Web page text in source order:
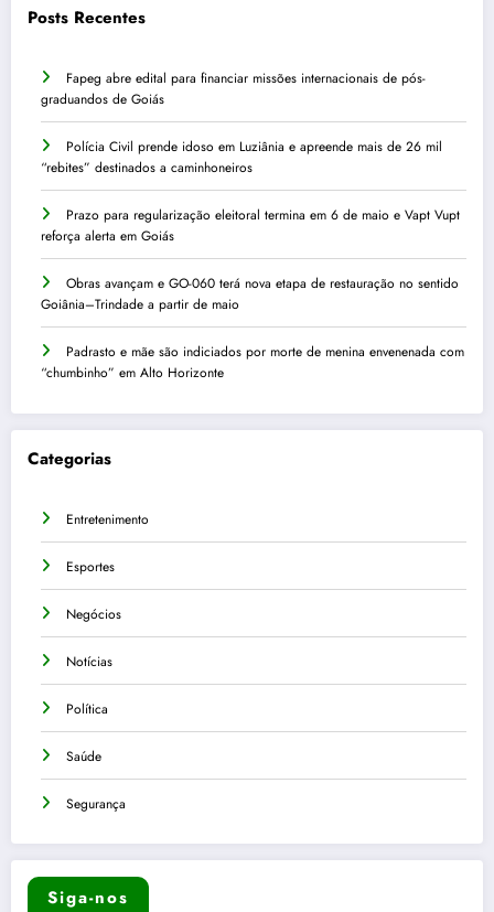
Posts Recentes
Fapeg abre edital para financiar missões internacionais de pós-
graduandos de Goiás
Polícia Civil prende idoso em Luziânia e apreende mais de 26 mil
“rebites” destinados a caminhoneiros
Prazo para regularização eleitoral termina em 6 de maio e Vapt Vupt
reforça alerta em Goiás
Obras avançam e GO-060 terá nova etapa de restauração no sentido
Goiânia–Trindade a partir de maio
Padrasto e mãe são indiciados por morte de menina envenenada com
“chumbinho” em Alto Horizonte
Categorias
Entretenimento
Esportes
Negócios
Notícias
Política
Saúde
Segurança
Siga-nos